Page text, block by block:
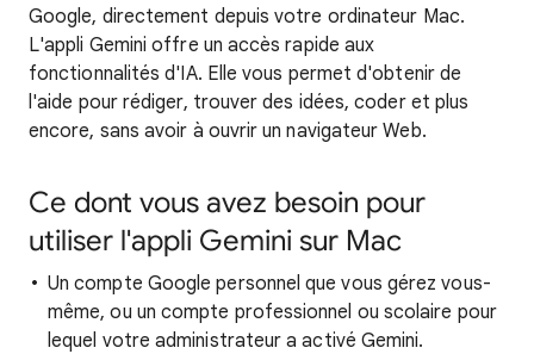
Google, directement depuis votre ordinateur Mac.
L'appli Gemini offre un accès rapide aux
fonctionnalités d'IA. Elle vous permet d'obtenir de
l'aide pour rédiger, trouver des idées, coder et plus
encore, sans avoir à ouvrir un navigateur Web.
Ce dont vous avez besoin pour
utiliser l'appli Gemini sur Mac
Un compte Google personnel que vous gérez vous-
même, ou un compte professionnel ou scolaire pour
lequel votre administrateur a activé Gemini.